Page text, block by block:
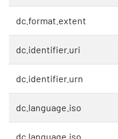
dc.format.extent
dc.identifier.uri
dc.identifier.urn
dc.language.iso
dc.language.iso